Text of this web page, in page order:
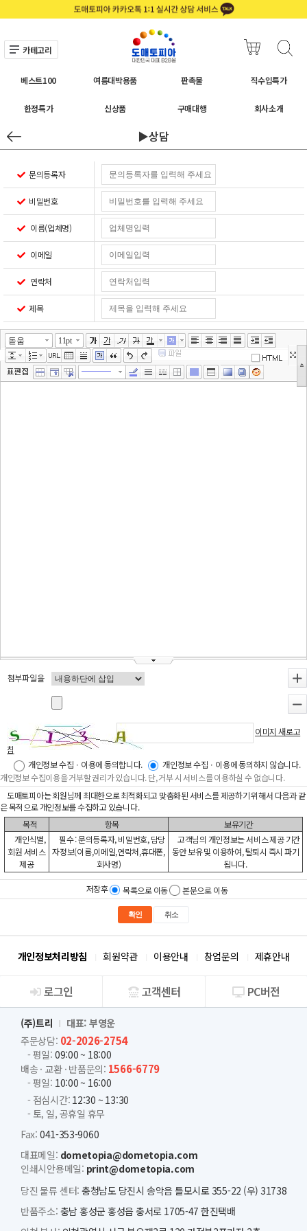
카테고리
베스트100 여름대박용품 판촉물 직수입특가
한정특가 신상품 구매대행 회사소개
▶상담
문의등록자
비밀번호
이름(업체명)
이메일
연락처
제목
돋움 11pt
첨부파일을
이미지 새로고
침
개인정보 수집ㆍ이용에 동의합니다.
개인정보 수집ㆍ이용에 동의하지 않습니다.
개인정보 수집이용을 거부할 권리가 있습니다. 단, 거부 시 서비스를 이용하실 수 없습니다.
도매토피아는 회원님께 최대한으로 최적화되고 맞춤화된 서비스를 제공하기 위해서 다음과 같
은 목적으로 개인정보를 수집하고 있습니다.
목적
항목
보유기간
개인식별,
회원 서비스
제공
필수 : 문의등록자, 비밀번호, 담당
자정보(이름,이메일,연락처,휴대폰,
회사명)
고객님의 개인정보는 서비스 제공 기간
동안 보유 및 이용하여, 탈퇴시 즉시 파기
됩니다.
저장후 목록으로 이동 본문으로 이동
확인 취소
개인정보처리방침 회원약관 이용안내 창업문의 제휴안내
회사소개
로그인 고객센터 PC버전
(주)트리
대표: 부영운
주문상담: 02-2026-2754
- 평일: 09:00 ~ 18:00
배송 · 교환 · 반품문의: 1566-6779
- 평일: 10:00 ~ 16:00
- 점심시간: 12:30 ~ 13:30
- 토, 일, 공휴일 휴무
Fax: 041-353-9060
대표메일: dometopia@dometopia.com
인쇄시안용메일: print@dometopia.com
당진 물류 센터: 충청남도 당진시 송악읍 틀모시로 355-22 (우) 31738
반품주소: 충남 홍성군 홍성읍 충서로 1705-47 한진택배